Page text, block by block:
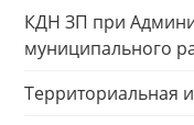
КДН ЗП при
муниципального
Территориальная